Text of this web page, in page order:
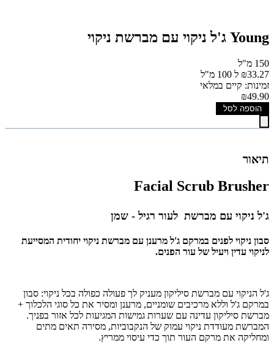
Young ג'ל ניקוי עם מברשת ניקוי
150 מ"ל
₪33.27 ל 100 מ"ל
זמינות: קיים במלאי
₪49.90
הוספה לסל
תיאור
Facial Scrub Brusher
ג'ל ניקוי עם מברשת לעור רגיל - שמן
סבון ניקוי לפנים במרקם ג'ל מרענן עם מברשת ניקוי יחודית המסייעת
לניקוי עדין ויעיל של עור הפנים.
ג'ל הניקוי עם מברשת סיליקון מעניק לך פעולה כפולה בכל ניקוי: סבון
במרקם ג'ל וללא מרכיבים שומניים, מרענן ומסיר את כל סוגי הלכלוך +
מברשת סיליקון עדינה עם שערות גמישות המגיעות לכל אזור בפניך.
המברשת מעודדת ניקוי עמוק של הנקבוביות, מסירה תאים מתים
ומחליקה את מרקם העור תוך כדי עיסוי ממריץ.